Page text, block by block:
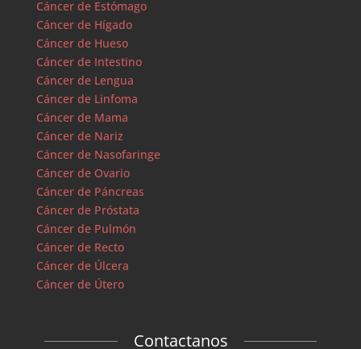
Cáncer de Estómago
Cáncer de Hígado
Cáncer de Hueso
Cáncer de Intestino
Cáncer de Lengua
Cáncer de Linfoma
Cáncer de Mama
Cáncer de Nariz
Cáncer de Nasofaringe
Cáncer de Ovario
Cáncer de Páncreas
Cáncer de Próstata
Cáncer de Pulmón
Cáncer de Recto
Cáncer de Úlcera
Cáncer de Útero
Contactanos